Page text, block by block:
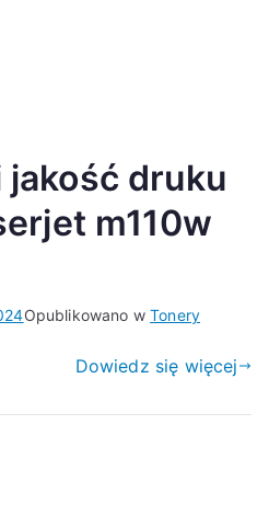
druku
m110w
Opublikowano wTonery
Dowiedz się więcej